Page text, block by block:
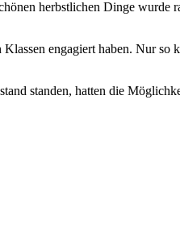
herbstlichen Dinge wurde
engagiert haben. Nur so
standen, hatten die